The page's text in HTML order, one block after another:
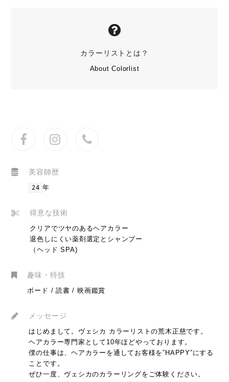
カラーリストとは？
About Colorlist
FacebookInstagram
Phone
美容師歴
24 年
得意な技術
クリアでツヤのあるヘアカラー
退色しにくい薬剤選定とシャンプー
（ヘッド SPA)
趣味・特技
ボード / 読書 / 映画鑑賞
メッセージ
はじめまして。ヴェシカ カラーリストの荒木正慈です。
ヘアカラー専門家として10年ほどやっております。
僕の仕事は、ヘアカラーを通してお客様を”HAPPY”にする
ことです。
ぜひ一度、ヴェシカのカラーリングをご体験ください。